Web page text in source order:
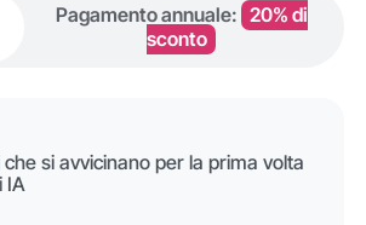
Pagamento annuale: 20% di
sconto
si avvicinano per la prima volta
IA